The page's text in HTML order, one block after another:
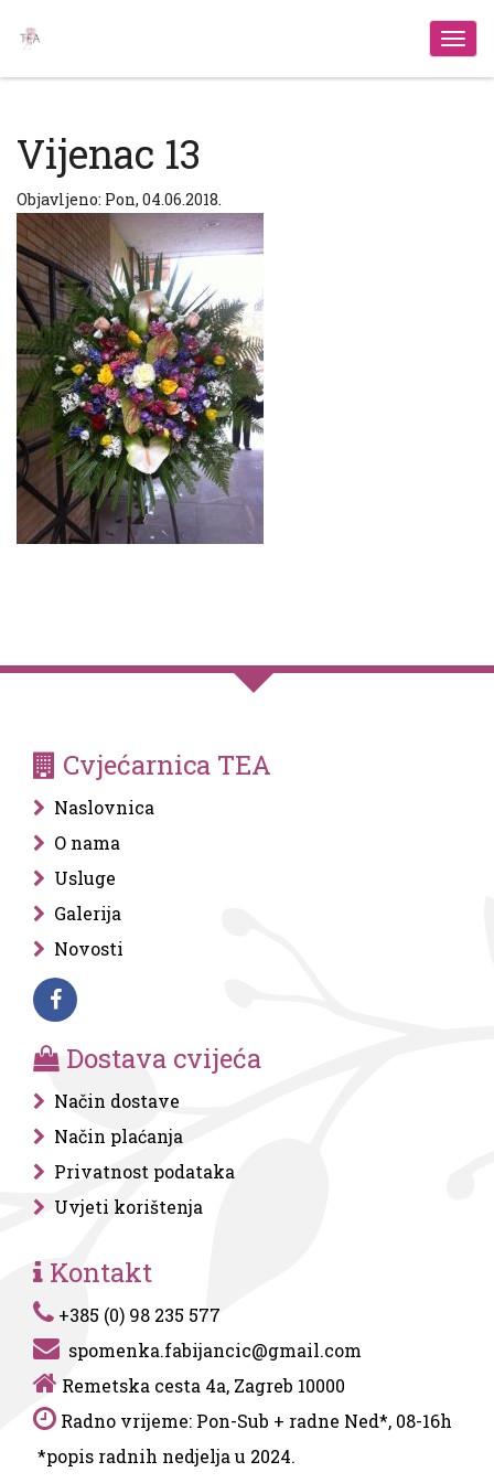
Vijenac 13
Objavljeno: Pon, 04.06.2018.
Cvjećarnica TEA
Naslovnica
O nama
Usluge
Galerija
Novosti
Dostava cvijeća
Način dostave
Način plaćanja
Privatnost podataka
Uvjeti korištenja
Kontakt
+385 (0) 98 235 577
spomenka.fabijancic@gmail.com
Remetska cesta 4a, Zagreb 10000
Radno vrijeme: Pon-Sub + radne Ned*, 08-16h
*popis radnih nedjelja u 2024.